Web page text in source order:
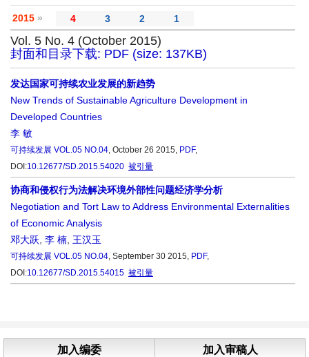
2015 » 4 3 2 1
Vol. 5 No. 4 (October 2015)
封面和目录下载: PDF (size: 137KB)
发达国家可持续农业发展的新趋势
New Trends of Sustainable Agriculture Development in
Developed Countries
李 敏
可持续发展 VOL.05 NO.04, October 26 2015, PDF,
DOI:10.12677/SD.2015.54020 被引量
协商和侵权行为法解决环境外部性问题经济学分析
Negotiation and Tort Law to Address Environmental Externalities
of Economic Analysis
邓大跃 李 楠 王汉玉
可持续发展 VOL.05 NO.04, September 30 2015, PDF,
DOI:10.12677/SD.2015.54015 被引量
加入编委 加入审稿人